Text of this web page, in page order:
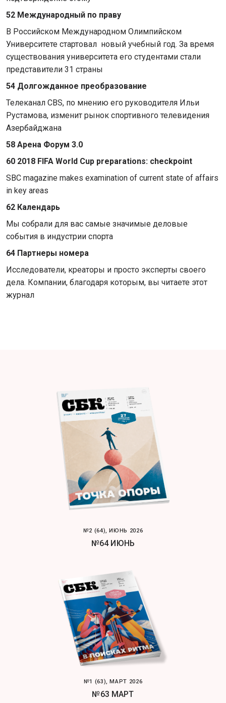
52 Международный по праву
В Российском Международном Олимпийском
Университете стартовал новый учебный год. За время
существования университета его студентами стали
представители 31 страны
54 Долгожданное преобразование
Телеканал CBS, по мнению его руководителя Ильи
Рустамова, изменит рынок спортивного телевидения
Азербайджана
58 Арена Форум 3.0
60 2018 FIFA World Cup preparations: checkpoint
SBC magazine makes examination of current state of affairs
in key areas
62 Календарь
Мы собрали для вас самые значимые деловые
события в индустрии спорта
64 Партнеры номера
Исследователи, креаторы и просто эксперты своего
дела. Компании, благодаря которым, вы читаете этот
журнал
№2 (64), ИЮНЬ 2026
№64 ИЮНЬ
№1 (63), МАРТ 2026
№63 МАРТ